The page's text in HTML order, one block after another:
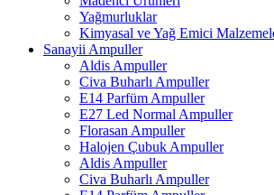
Yağmurluklar
Kimyasal ve Yağ Emici
Sanayii Ampuller
Aldis Ampuller
Civa Buharlı Ampuller
E14 Parfüm Ampuller
E27 Led Normal Ampuller
Florasan Ampuller
Halojen Çubuk Ampuller
Aldis Ampuller
Civa Buharlı Ampuller